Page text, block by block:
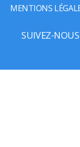
MENTIONS
SUIVEZ-